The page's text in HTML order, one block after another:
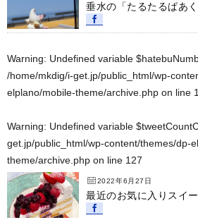
垂水の「たるたるぱあく
Warning: Undefined variable
/home/mkdig/i-get.jp/public_html/wp-
elplano/mobile-theme/archive.php on line
Warning: Undefined variable
get.jp/public_html/wp-content/themes/dp-
theme/archive.php on line 127
2022年6月27日
最近のお気に入りスイ